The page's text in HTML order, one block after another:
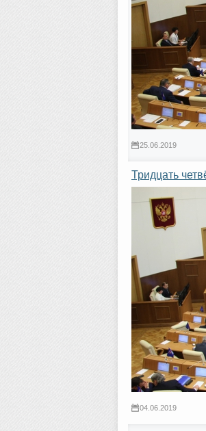
25.06.2019
Тридцать
04.06.2019